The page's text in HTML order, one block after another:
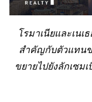
โรมาเนียและเน
สำคัญกับตัวแทนข
ขยายไปยังลักเซ